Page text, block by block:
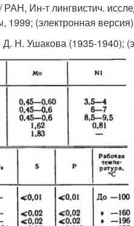
РАН, Ин-т лингвистич.
(электронная
Н. Ушакова (1935-1940);